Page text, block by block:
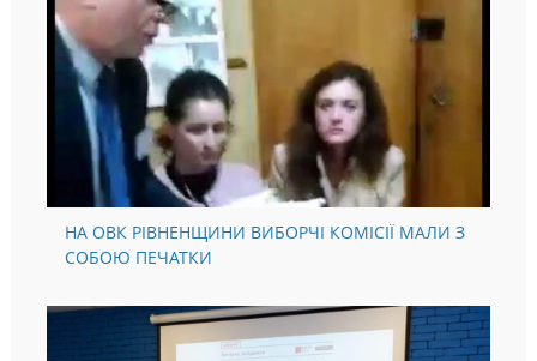
НА ОВК РІВНЕНЩИНИ ВИБОРЧІ КОМІСІЇ МАЛИ З
СОБОЮ ПЕЧАТКИ